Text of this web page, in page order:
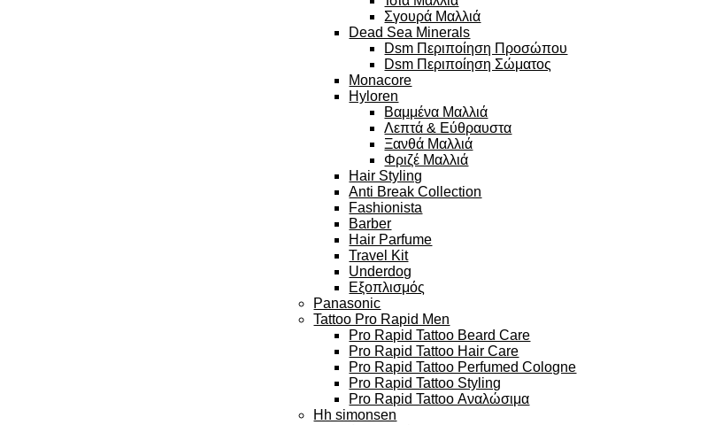
Σγουρά Μαλλιά
Dead Sea Minerals
Dsm Περιποίηση Προσώπου
Dsm Περιποίηση Σώματος
Monacore
Hyloren
Βαμμένα Μαλλιά
Λεπτά & Εύθραυστα
Ξανθά Μαλλιά
Φριζέ Μαλλιά
Hair Styling
Anti Break Collection
Fashionista
Barber
Hair Parfume
Travel Kit
Underdog
Εξοπλισμός
Panasonic
Tattoo Pro Rapid Men
Pro Rapid Tattoo Beard Care
Pro Rapid Tattoo Hair Care
Pro Rapid Tattoo Perfumed Cologne
Pro Rapid Tattoo Styling
Pro Rapid Tattoo Αναλώσιμα
Hh simonsen